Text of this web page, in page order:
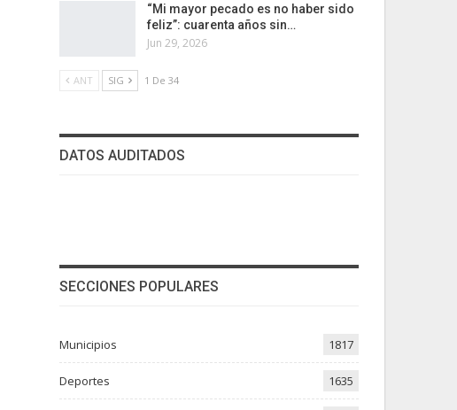
“Mi mayor pecado es no haber sido
feliz”: cuarenta años sin…
Jun 29, 2026
ANT SIG 1 De 34
DATOS AUDITADOS
SECCIONES POPULARES
Municipios 1817
Deportes 1635